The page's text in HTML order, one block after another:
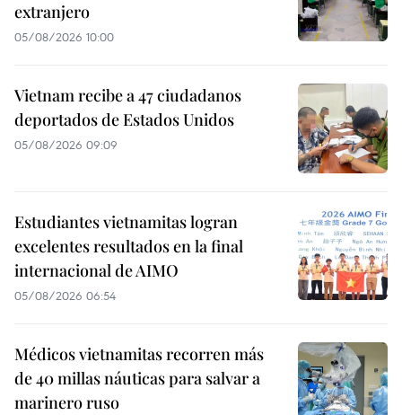
extranjero
05/08/2026 10:00
Vietnam recibe a 47 ciudadanos
deportados de Estados Unidos
05/08/2026 09:09
Estudiantes vietnamitas logran
excelentes resultados en la final
internacional de AIMO
05/08/2026 06:54
Médicos vietnamitas recorren más
de 40 millas náuticas para salvar a
marinero ruso